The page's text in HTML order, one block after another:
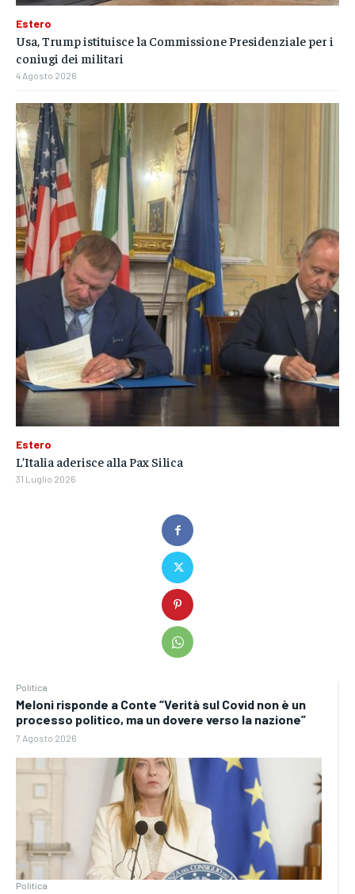
Politica
Meloni risponde a Conte “Verità sul Covid non è un
processo politico, ma un dovere verso la nazione”
7 Agosto 2026
Politica
Estero
Usa, Trump istituisce la Commissione Presidenziale per i
coniugi dei militari
4 Agosto 2026
Estero
L’Italia aderisce alla Pax Silica
31 Luglio 2026